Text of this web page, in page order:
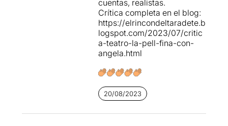
las entradas se agoten en
una exhalación, así que no
tarde en dar el paso, o será
demasiado tarde.
La piel finase convierte en
imprescindible sobre un
y los efectos de la
sinceridad. Podemos
aportar respuestas distintas,
cuentas, realistas.
Crítica completa en el blog:
https://elrincondeltaradete.b
logspot.com/2023/07/critic
a-teatro-la-pell-fina-con-
angela.html
20/08/2023